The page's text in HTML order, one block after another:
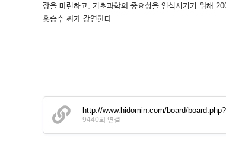
장을 마련하고, 기초과학의 중요성을 인식시키기 위해
홍승수 씨가 강연한다.
http://www.hidomin.com/board/
9440회 연결